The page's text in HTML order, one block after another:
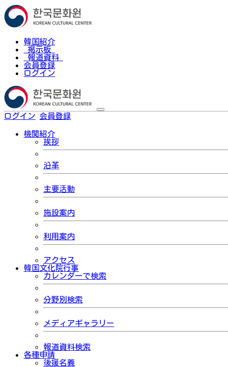
韓国紹介
掲示板
報道資料
会員登録
ログイン
ログイン 会員登録
機関紹介
挨拶
沿革
主要活動
施設案内
利用案内
アクセス
韓国文化院行事
カレンダーで検索
分野別検索
メディアギャラリー
報道資料検索
各種申請
後援名義